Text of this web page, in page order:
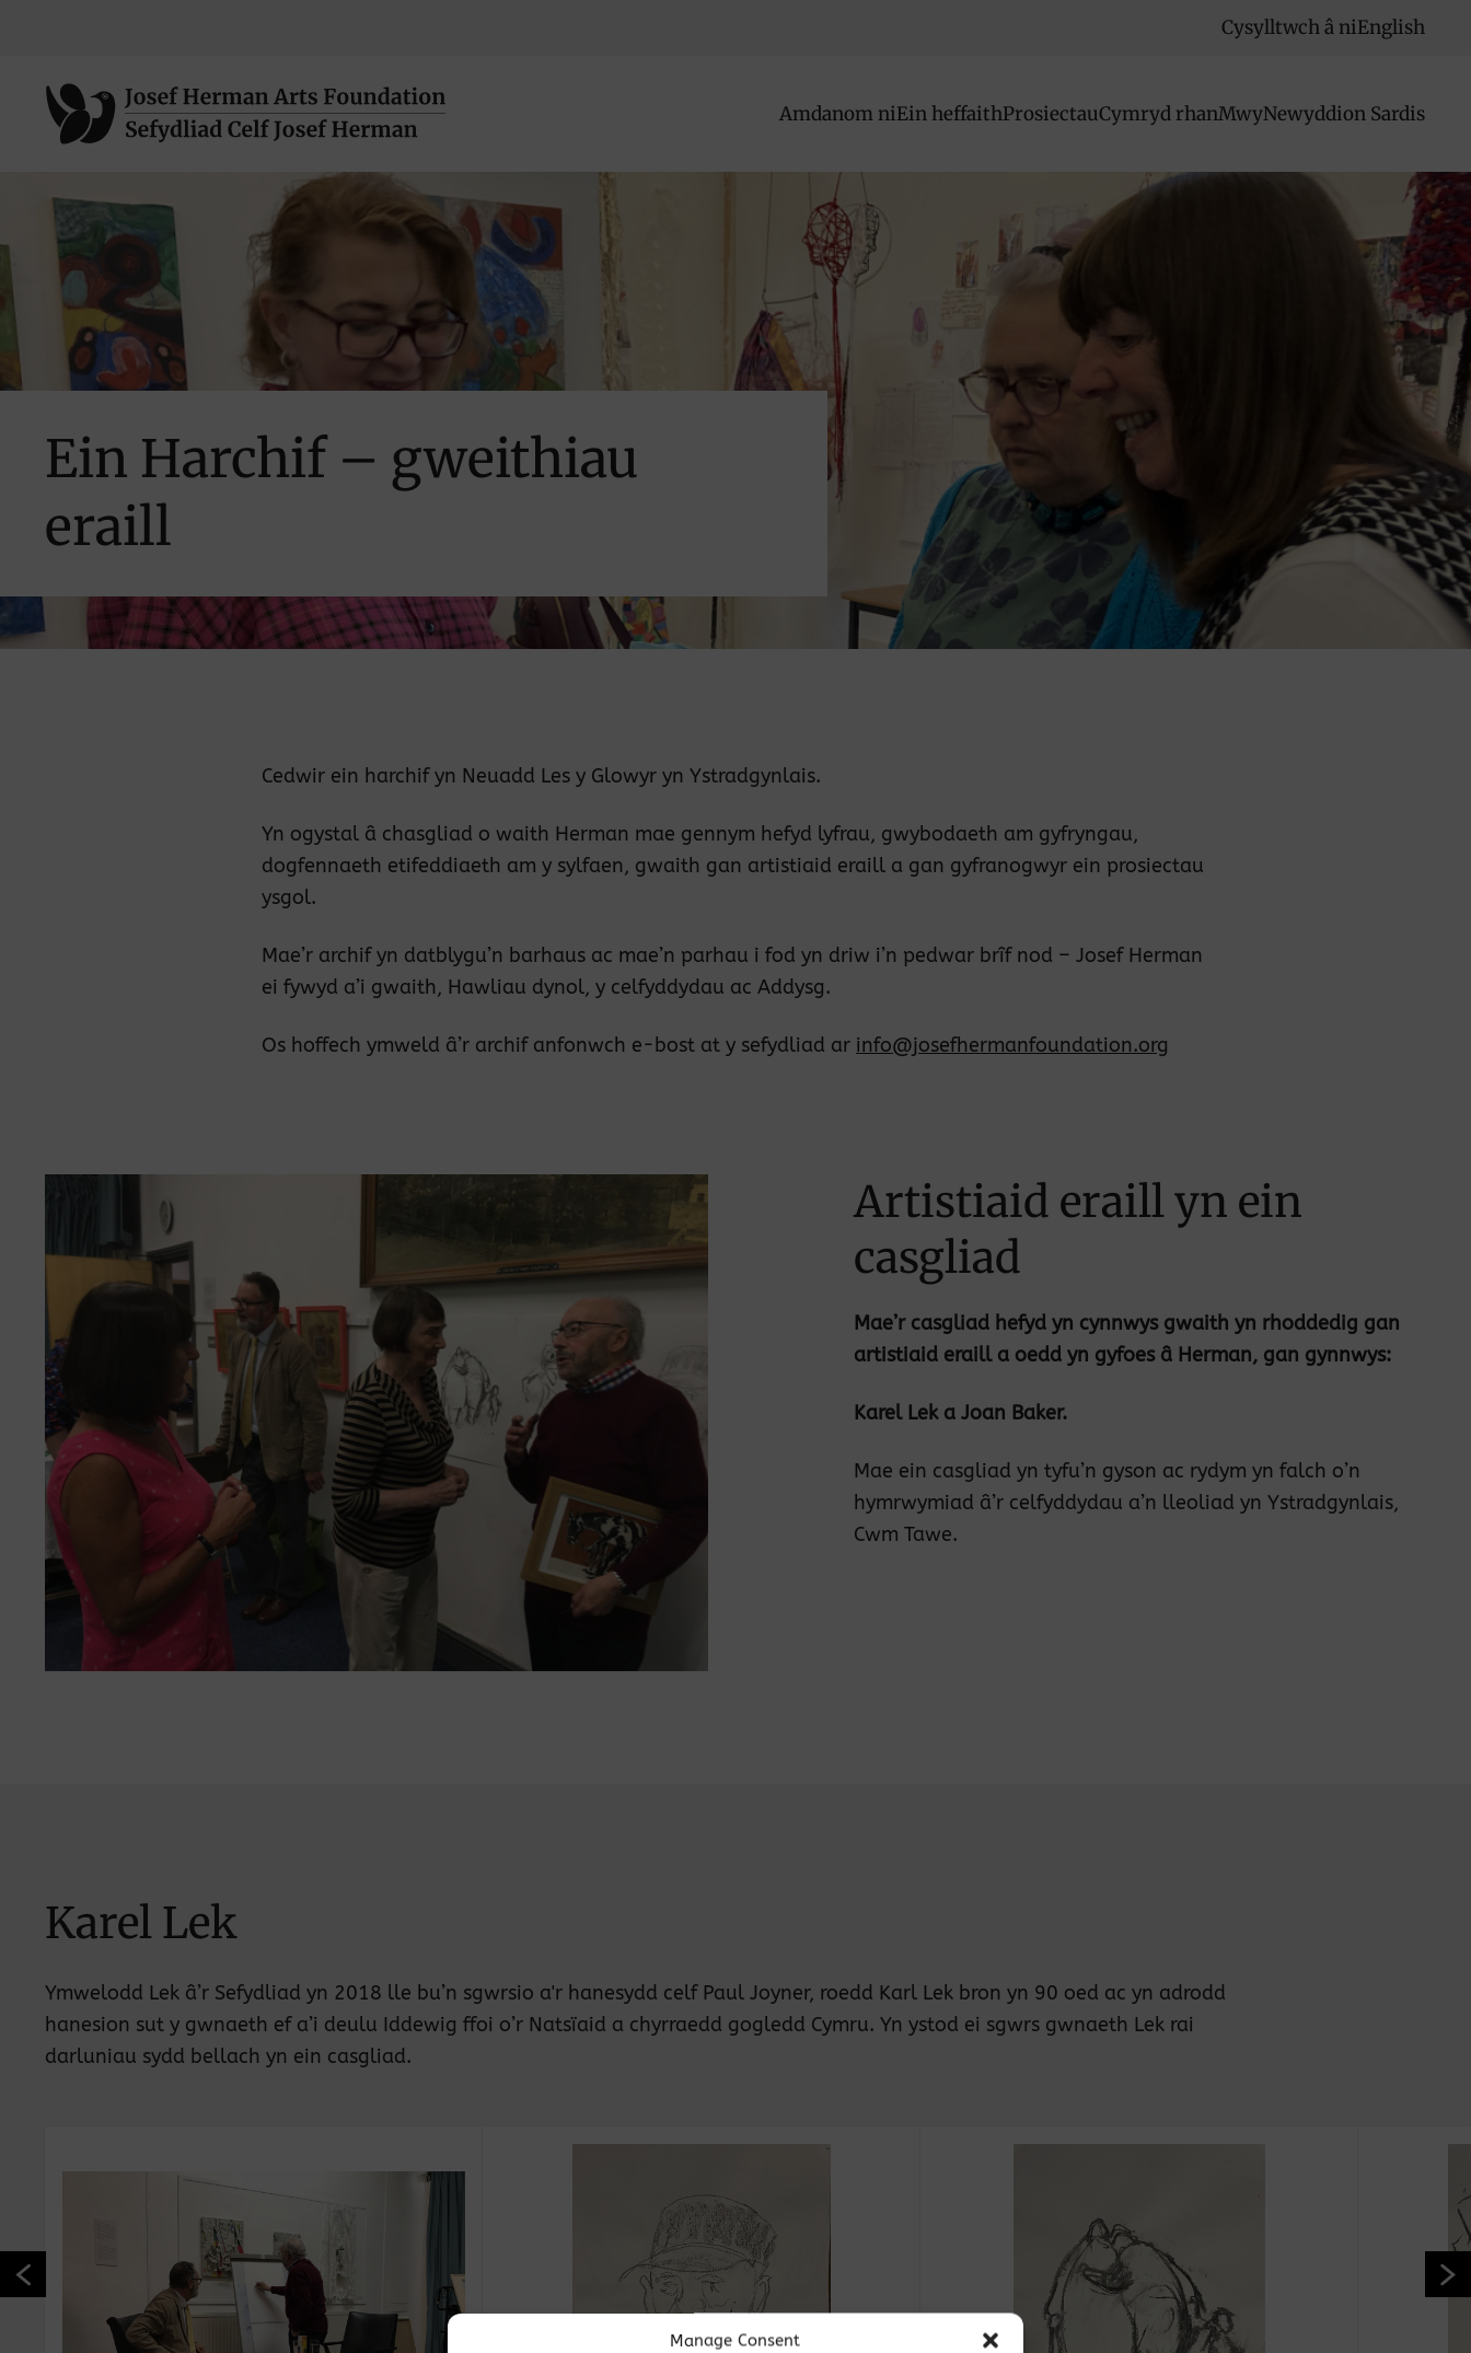
prif
Manage Consent
Cysylltwch â niEnglish
Amdanom niEin heffaithProsiectauCymryd rhanMwyNewyddion Sardis
Ein Harchif – gweithiau
eraill
Cedwir ein harchif yn Neuadd Les y Glowyr yn Ystradgynlais.
Yn ogystal â chasgliad o waith Herman mae gennym hefyd lyfrau, gwybodaeth am gyfryngau,
dogfennaeth etifeddiaeth am y sylfaen, gwaith gan artistiaid eraill a gan gyfranogwyr ein prosiectau
ysgol.
Mae’r archif yn datblygu’n barhaus ac mae’n parhau i fod yn driw i’n pedwar brîf nod – Josef Herman
ei fywyd a’i gwaith, Hawliau dynol, y celfyddydau ac Addysg.
Os hoffech ymweld â’r archif anfonwch e-bost at y sefydliad ar info@josefhermanfoundation.org
Artistiaid eraill yn ein
casgliad
Mae’r casgliad hefyd yn cynnwys gwaith yn rhoddedig gan
artistiaid eraill a oedd yn gyfoes â Herman, gan gynnwys:
Karel Lek a Joan Baker.
Mae ein casgliad yn tyfu’n gyson ac rydym yn falch o’n
hymrwymiad â’r celfyddydau a’n lleoliad yn Ystradgynlais,
Cwm Tawe.
Karel Lek
Ymwelodd Lek â’r Sefydliad yn 2018 lle bu’n sgwrsio a'r hanesydd celf Paul Joyner, roedd Karl Lek bron yn 90 oed ac yn adrodd
hanesion sut y gwnaeth ef a’i deulu Iddewig ffoi o’r Natsïaid a chyrraedd gogledd Cymru. Yn ystod ei sgwrs gwnaeth Lek rai
darluniau sydd bellach yn ein casgliad.